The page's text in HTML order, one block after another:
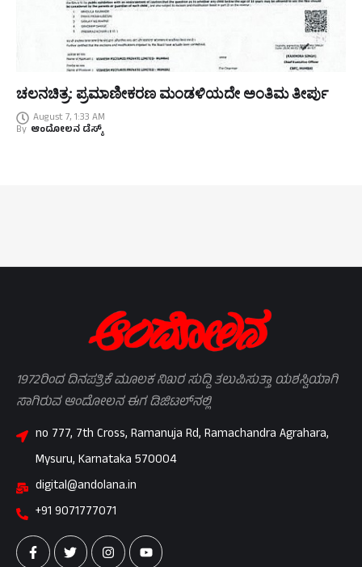
ಚಲನಚಿತ್ರ: ಪ್ರಮಾಣೀಕರಣ ಮಂಡಳಿಯದೇ ಅಂತಿಮ ತೀರ್ಪು
August 7, 1:33 AM
By ಆಂದೋಲನ ಡೆಸ್ಕ್
1972ರಿಂದ ದಿನಪತ್ರಿಕೆ ಮೂಲಕ ನಿಖರ ಸುದ್ದಿ ತಲುಪಿಸುತ್ತಾ ಯಶಸ್ವಿಯಾಗಿ
ಸಾಗಿರುವ ಆಂದೋಲನ ಈಗ ಡಿಜಿಟಲ್‌ನಲ್ಲಿ
no 777, 7th Cross, Ramanuja Rd, Ramachandra Agrahara,
Mysuru, Karnataka 570004
digital@andolana.in
+91 9071777071